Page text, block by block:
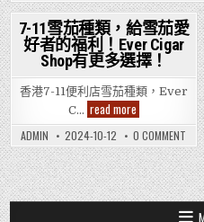
Posted
in
7-11雪茄種類，給雪茄愛
好者的福利！Ever Cigar
Shop有更多選擇！
香港7-11便利店雪茄種類，Ever
C… read more7-
11
雪
茄
種
類，
給
雪
茄
ADMIN 2024-10-12 0 COMMENT ON
7-
11
雪
茄
種
類
給